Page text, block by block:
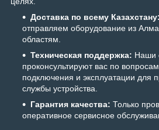
Доставка по всему Казахстану:
отправляем оборудование из
областям.
Техническая поддержка: Наши
проконсультируют вас по
подключения и эксплуатации для
службы устройства.
Гарантия качества: Только
оперативное сервисное